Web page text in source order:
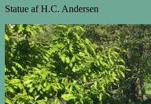
Statue af H.C. Andersen